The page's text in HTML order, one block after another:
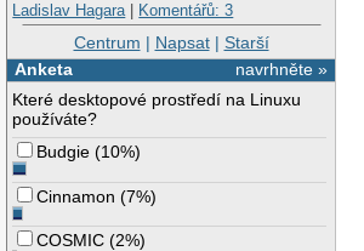
Ladislav Hagara| Komentářů: 3
Centrum | Napsat| Starší
navrhněte »
Anketa
Které desktopové prostředí na Linuxu
používáte?
Budgie (10%)
Cinnamon (7%)
COSMIC (2%)